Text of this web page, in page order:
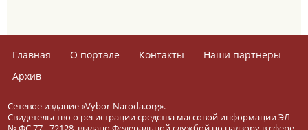
Главная О портале Контакты
Наши партнёры
Архив
Сетевое издание «Vybor-Naroda.org».
Свидетельство о регистрации средства массовой информации ЭЛ